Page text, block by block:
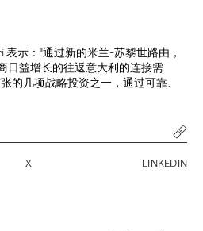
表示："通过新的米兰-苏黎世路由，
日益增长的往返意大利的连接需
的几项战略投资之一，通过可靠、
X LINKEDIN